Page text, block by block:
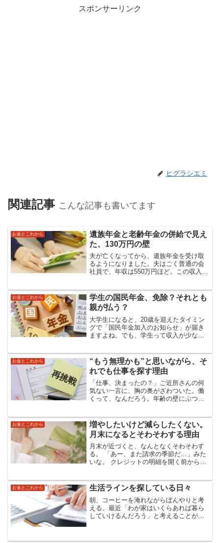
スポンサーリンク
ヒグラシエミ
関連記事 こんな記事も書いてます
お金とこれから
遺族年金と老齢年金の併給で見え
た、130万円の壁
夫が亡くなってから、遺族年金を受け取
るようになりました。夫はごく普通の会
社員で、年収は550万円ほど。この収入を
ら厚生年金を増やしても、これを超える
のは難しいかも…」そ...
お金とこれから
学生の国民年金、免除？それとも
親が払う？
大学生になると、20歳を迎えたタイミン
グで「国民年金加入のお知らせ」が届き
ますよね。でも、学生って収入が少ない
でしょうか。わが家でも、長男が20歳を
迎えたときにこの問題に直...
お金とこれから
“もう無理かも”と思いながら、そ
れでも仕事を探す理由
「仕事、決まったの？」ご近所さんの何
気ない一言に、胸の奥がざわついた。働
くって、なんだろう。年齢の壁にぶつか
ご近所さんとのやりとりから始まる日常
の一コマご近所さんに仕事...
お金とこれから
増やしたいけど減らしたくない。
月末になるとそわそわする理由
月末が近づくと、なんとなくそわそわす
る。 「あー、また請求の季節だ…」みた
いな。 クレジットの明細を開く前から、
かりきっている。 次男の生活費もあるし
ね。 気づけば、夫...
お金とこれから 生活ラインを探している日々
朝、コーヒーを淹れながらぼんやりと考
える。最近「わが家はいくらあれば暮ら
していけるんだろう」と考えることが増